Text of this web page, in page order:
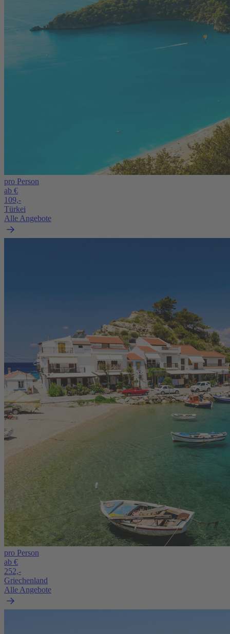
pro Person
ab €
109,-
Türkei
Alle Angebote
pro Person
ab €
252,-
Griechenland
Alle Angebote